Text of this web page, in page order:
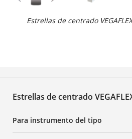
Estrellas de centrado
Estrellas de centrado
Para instrumento del tipo